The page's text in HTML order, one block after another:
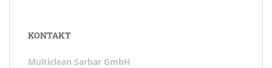
KONTAKT
Multiclean Sarbar GmbH